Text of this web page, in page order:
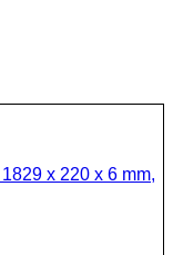
x 220 x 6 mm,